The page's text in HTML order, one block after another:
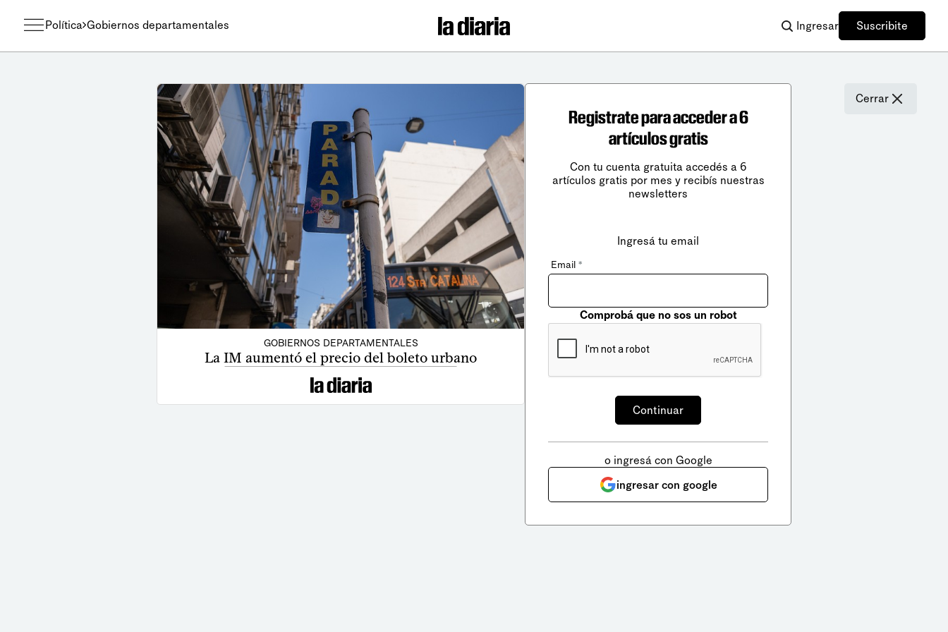
Política Gobiernos departamentales Ingresar Suscribite
GOBIERNOS DEPARTAMENTALES
La IM aumentó el precio del boleto urbano
Cerrar
Registrate para acceder a 6
artículos gratis
Con tu cuenta gratuita accedés a 6
artículos gratis por mes y recibís nuestras
newsletters
Ingresá tu email
Email *
Comprobá que no sos un robot
o ingresá con Google
ingresar con google